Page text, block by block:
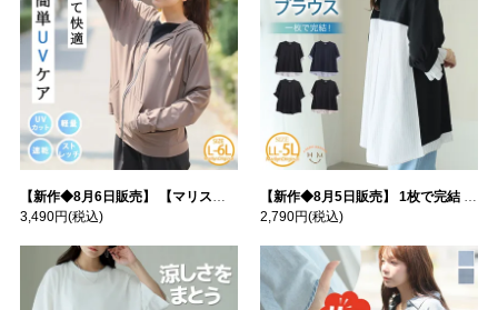
【新作◆8月6日販売】 【マリスポーツ】 運動初心者さんのための フード付き パーカー | 大きいサイズの通販ならハッピーマリリン
3,490円(税込)
【新作◆8月5日販売】 1枚で完結 袖口＆バック フハク使い トップス | 大きいサイズの通販ならハッピーマリリン
2,790円(税込)